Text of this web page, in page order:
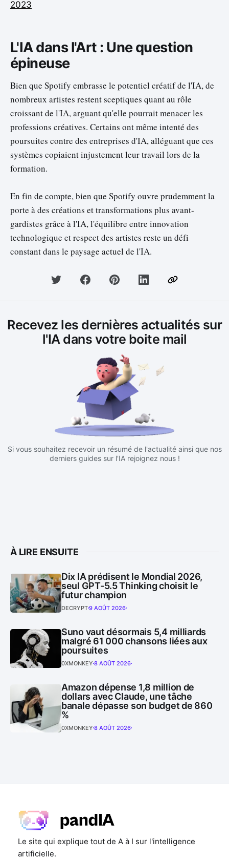
2023
L'IA dans l'Art : Une question
épineuse
Bien que Spotify embrasse le potentiel créatif de l'IA, de
nombreux artistes restent sceptiques quant au rôle
croissant de l'IA, arguant qu'elle pourrait menacer les
professions créatives. Certains ont même intenté des
poursuites contre des entreprises d'IA, alléguant que ces
systèmes copiaient injustement leur travail lors de la
formation.
En fin de compte, bien que Spotify ouvre prudemment la
porte à des créations et transformations plus avant-
gardistes grâce à l'IA, l'équilibre entre innovation
technologique et respect des artistes reste un défi
constant dans le paysage actuel de l'IA.
Recevez les dernières actualités sur
l'IA dans votre boite mail
Si vous souhaitez recevoir un résumé de l'actualité ainsi que nos
derniers guides sur l'IA rejoignez nous !
À LIRE ENSUITE
Dix IA prédisent le Mondial 2026,
seul GPT-5.5 Thinking choisit le
futur champion
DECRYPT9 AOÛT 2026
Suno vaut désormais 5,4 milliards
malgré 61 000 chansons liées aux
poursuites
0XMONKEY 8 AOÛT 2026
Amazon dépense 1,8 million de
dollars avec Claude, une tâche
banale dépasse son budget de 860
%
0XMONKEY 8 AOÛT 2026
Le site qui explique tout de A à I sur l'intelligence
artificielle.